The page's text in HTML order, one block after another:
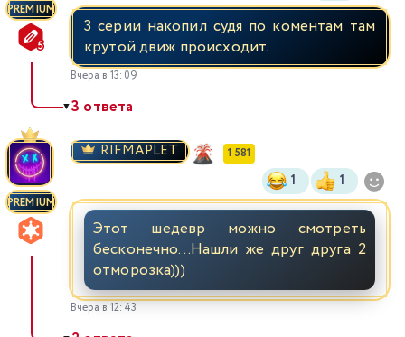
PREMIUM
3 серии накопил судя по коментам там
крутой движ происходит.
Вчера в 13:09
▼3 ответа
PREMIUM
RIFMAPLET 1 581
1 1
Этот шедевр можно смотреть
бесконечно...Нашли же друг друга 2
отморозка)))
Вчера в 12:43